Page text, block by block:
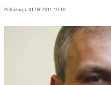
Publikacja: 01.09.2011 10:10